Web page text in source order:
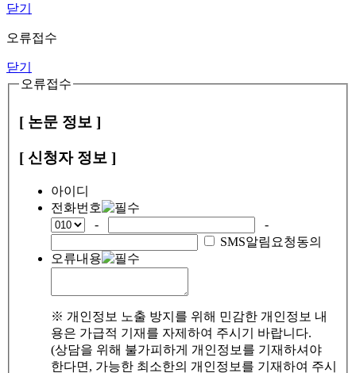
닫기
오류접수
닫기
오류접수
[ 논문 정보 ]
[ 신청자 정보 ]
아이디
전화번호
-
-
SMS알림요청동의
오류내용
※ 개인정보 노출 방지를 위해 민감한 개인정보 내
용은 가급적 기재를 자제하여 주시기 바랍니다.
(상담을 위해 불가피하게 개인정보를 기재하셔야
한다면, 가능한 최소한의 개인정보를 기재하여 주시